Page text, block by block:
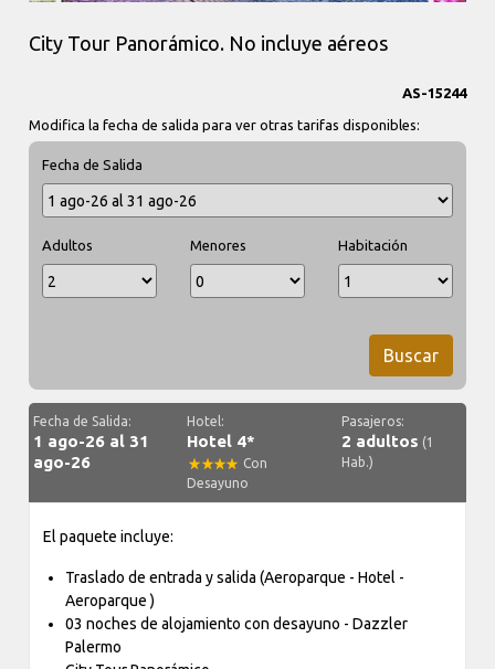
City Tour Panorámico. No incluye aéreos
AS-15244
Modifica la fecha de salida para ver otras tarifas disponibles:
Fecha de Salida
Adultos Menores Habitación
Buscar
Fecha de Salida:
1 ago-26 al 31
ago-26
Hotel:
Hotel 4*
Con
Desayuno
Pasajeros:
2 adultos (1
Hab.)
El paquete incluye:
Traslado de entrada y salida (Aeroparque - Hotel -
Aeroparque )
03 noches de alojamiento con desayuno - Dazzler
Palermo